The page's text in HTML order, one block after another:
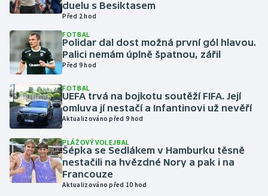
Judo
Krasobruslení
Lezení
Lyže a snowboard
Moderní pětiboj
Motorsport
Olympijské hry
duelu s Besiktasem
Před 2 hod
FOTBAL
Polidar dal dost možná první gól hlavou.
Palici nemám úplně špatnou, zářil
Před 9 hod
FOTBAL
UEFA trvá na bojkotu soutěží FIFA. Její
omluva jí nestačí a Infantinovi už nevěří
Aktualizováno před 9 hod
PLÁŽOVÝ VOLEJBAL
Šépka se Sedlákem v Hamburku těsně
nestačili na hvězdné Nory a pak i na
Francouze
Aktualizováno před 10 hod